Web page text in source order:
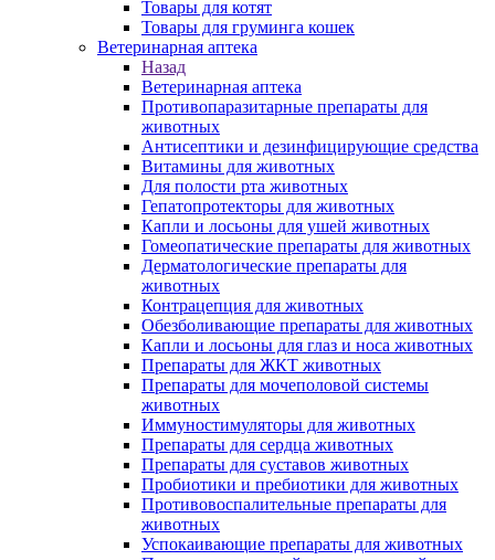
Товары для котят
Товары для груминга кошек
Ветеринарная аптека
Назад
Ветеринарная аптека
Противопаразитарные препараты для
животных
Антисептики и дезинфицирующие средства
Витамины для животных
Для полости рта животных
Гепатопротекторы для животных
Капли и лосьоны для ушей животных
Гомеопатические препараты для животных
Дерматологические препараты для
животных
Контрацепция для животных
Обезболивающие препараты для животных
Капли и лосьоны для глаз и носа животных
Препараты для ЖКТ животных
Препараты для мочеполовой системы
животных
Иммуностимуляторы для животных
Препараты для сердца животных
Препараты для суставов животных
Пробиотики и пребиотики для животных
Противовоспалительные препараты для
животных
Успокаивающие препараты для животных